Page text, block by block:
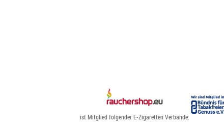
ist Mitglied folgender E-Zigaretten Verbände: